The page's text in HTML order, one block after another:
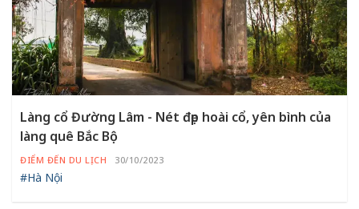
Làng cổ Đường Lâm - Nét đẹp hoài cổ, yên bình của
làng quê Bắc Bộ
ĐIỂM ĐẾN DU LỊCH 30/10/2023
#Hà Nội